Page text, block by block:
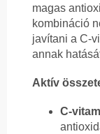
magas
kombináció
javítani a C-
annak
Aktív
C-